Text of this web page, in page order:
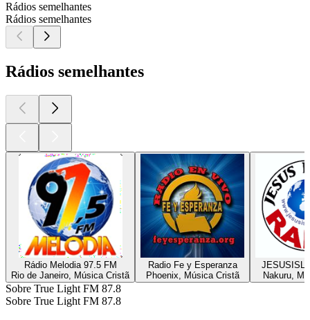
Rádios semelhantes
Rádios semelhantes
Rádios semelhantes
Rádio Melodia 97.5 FM
Rio de Janeiro, Música Cristã
Radio Fe y Esperanza
Phoenix, Música Cristã
Nakuru,
Sobre True Light FM 87.8
Sobre True Light FM 87.8